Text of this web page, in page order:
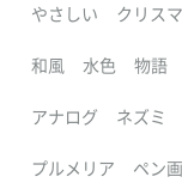
やさしい クリス
和風 水色 物語
アナログ ネズミ
プルメリア ペン画